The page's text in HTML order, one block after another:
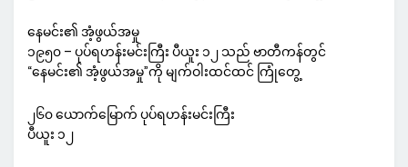
နေမင်း၏ အံ့ဖွယ်အမှု
၁၉၅၀ – ပုပ်ရဟန်းမင်းကြီး ပီယူး ၁၂ သည် ဗာတီကန်တွင်
“နေမင်း၏ အံ့ဖွယ်အမှု”ကို မျက်ဝါးထင်ထင် ကြုံတွေ့
၂၆၀ ယောက်မြောက် ပုပ်ရဟန်းမင်းကြီး
ပီယူး ၁၂